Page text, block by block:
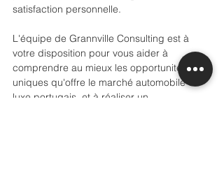
satisfaction personnelle.
L'équipe de Grannville Consulting est à
votre disposition pour vous aider à
comprendre au mieux les opportunités
uniques qu'offre le marché automobile de
luxe portugais, et à réaliser un